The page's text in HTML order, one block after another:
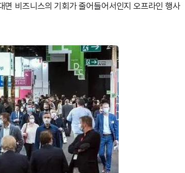
면 비즈니스의 기회가 줄어들어서인지 오프라인 행사